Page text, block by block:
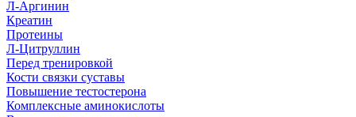
Л-Аргинин
Креатин
Протеины
Л-Цитруллин
Перед тренировкой
Кости связки суставы
Повышение тестостерона
Комплексные аминокислоты